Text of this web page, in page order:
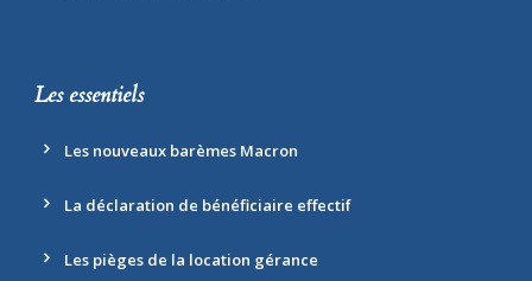
Les essentiels
Les nouveaux barèmes Macron
La déclaration de bénéficiaire effectif
Les pièges de la location gérance